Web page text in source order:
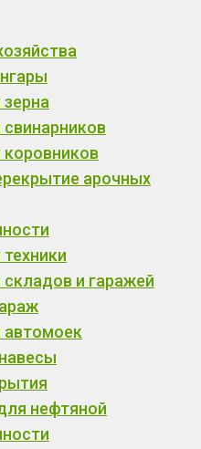
арочных
и гаражей
нефтяной